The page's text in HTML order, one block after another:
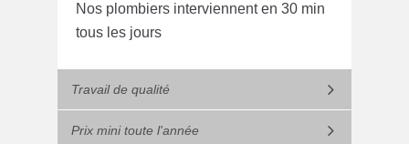
Nos plombiers interviennent en 30 min
tous les jours
Travail de qualité
Prix mini toute l'année